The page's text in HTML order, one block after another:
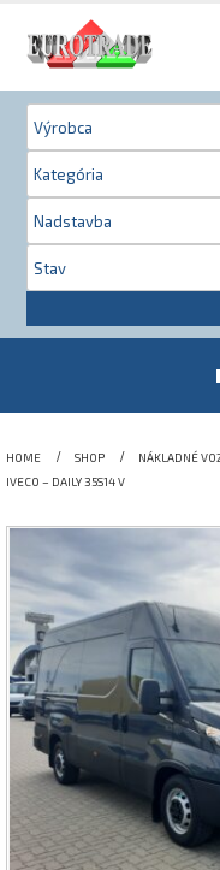
HOME SHOP
NÁKLADNÉ
IVECO – DAILY 35S14 V